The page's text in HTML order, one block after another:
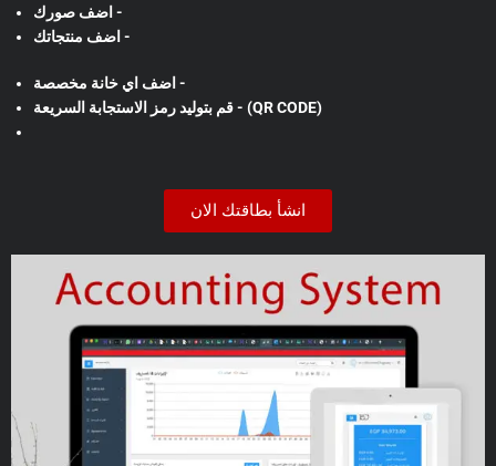
اضف صورك -
اضف منتجاتك -
اضف اي خانة مخصصة -
قم بتوليد رمز الاستجابة السريعة - (QR CODE)
انشأ بطاقتك الان